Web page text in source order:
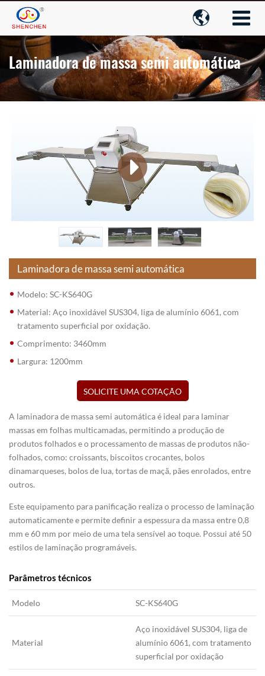

Laminadora de massa semi automática
Laminadora de massa semi automática
Modelo: SC-KS640G
Material: Aço inoxidável SUS304, liga de alumínio 6061, com
tratamento superficial por oxidação.
Comprimento: 3460mm
Largura: 1200mm
SOLICITE UMA COTAÇÃO
A laminadora de massa semi automática é ideal para laminar
massas em folhas multicamadas, permitindo a produção de
produtos folhados e o processamento de massas de produtos não-
folhados, como: croissants, biscoitos crocantes, bolos
dinamarqueses, bolos de lua, tortas de maçã, pães enrolados, entre
outros.
Este equipamento para panificação realiza o processo de laminação
automaticamente e permite definir a espessura da massa entre 0,8
mm e 60 mm por meio de uma tela sensível ao toque. Possui até 50
estilos de laminação programáveis.
Parâmetros técnicos
Modelo SC-KS640G
Material
Aço inoxidável SUS304, liga de
alumínio 6061, com tratamento
superficial por oxidação